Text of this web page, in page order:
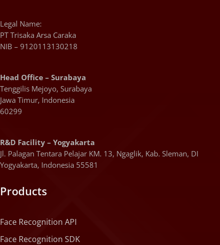
Legal Name:
PT Trisaka Arsa Caraka
NIB – 9120113130218
Head Office – Surabaya
Tenggilis Mejoyo, Surabaya
Jawa Timur, Indonesia
60299
R&D Facility – Yogyakarta
Jl. Palagan Tentara Pelajar KM. 13, Ngaglik, Kab. Sleman, DI
Yogyakarta, Indonesia 55581
Products
Face Recognition API
Face Recognition SDK